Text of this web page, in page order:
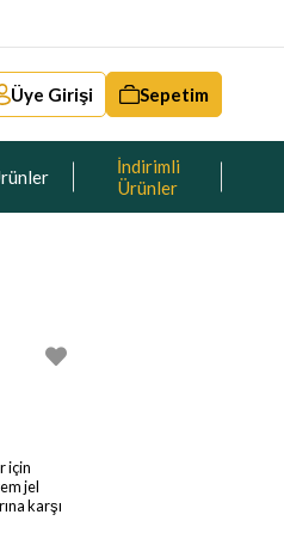
Üye Girişi Sepetim
İndirimli
Ürünler
için
jel
karşı